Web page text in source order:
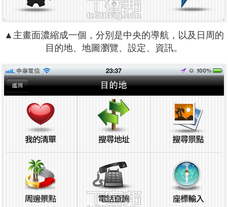
▲主畫面濃縮成一個，分別是中央的導航，以及日周的
目的地、地圖瀏覽、設定、資訊。